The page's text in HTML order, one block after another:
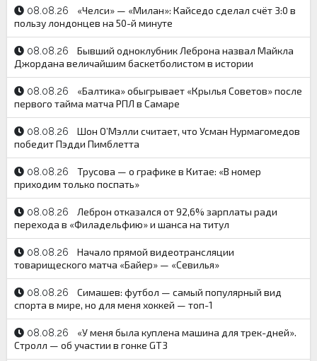
08.08.26
«Челси» — «Милан»: Кайседо сделал счёт 3:0 в
пользу лондонцев на 50-й минуте
08.08.26
Бывший одноклубник Леброна назвал Майкла
Джордана величайшим баскетболистом в истории
08.08.26
«Балтика» обыгрывает «Крылья Советов» после
первого тайма матча РПЛ в Самаре
08.08.26
Шон О’Мэлли считает, что Усман Нурмагомедов
победит Пэдди Пимблетта
08.08.26
Трусова — о графике в Китае: «В номер
приходим только поспать»
08.08.26
Леброн отказался от 92,6% зарплаты ради
перехода в «Филадельфию» и шанса на титул
08.08.26
Начало прямой видеотрансляции
товарищеского матча «Байер» — «Севилья»
08.08.26
Симашев: футбол — самый популярный вид
спорта в мире, но для меня хоккей — топ-1
08.08.26
«У меня была куплена машина для трек-дней».
Стролл — об участии в гонке GT3